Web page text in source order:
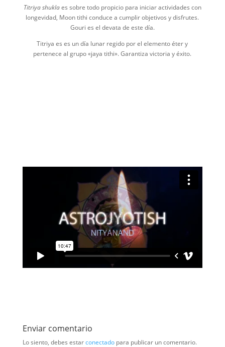
Titriya shuklaes sobre todo propicio para iniciar actividades con
longevidad, Moon tithi conduce a cumplir objetivos y disfrutes.
Gouri es el devata de este día.
Titriya es es un día lunar regido por el elemento éter y
pertenece al grupo «jaya tithi». Garantiza victoria y éxito.
Enviar comentario
Lo siento, debes estarconectadopara publicar un comentario.